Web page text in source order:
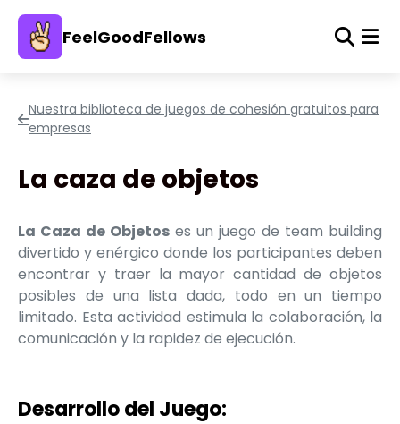
FeelGoodFellows
Nuestra biblioteca de juegos de cohesión gratuitos para
empresas
La caza de objetos
La Caza de Objetos es un juego de team building
divertido y enérgico donde los participantes deben
encontrar y traer la mayor cantidad de objetos
posibles de una lista dada, todo en un tiempo
limitado. Esta actividad estimula la colaboración, la
comunicación y la rapidez de ejecución.
Desarrollo del Juego: